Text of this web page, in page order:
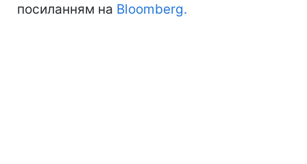
посиланням на Bloomberg.